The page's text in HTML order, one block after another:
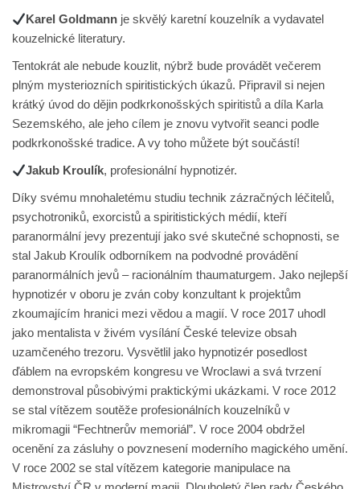
Karel Goldmann je skvělý karetní kouzelník a vydavatel
kouzelnické literatury.
Tentokrát ale nebude kouzlit, nýbrž bude provádět večerem
plným mysteriozních spiritistických úkazů. Připravil si nejen
krátký úvod do dějin podkrkonošských spiritistů a díla Karla
Sezemského, ale jeho cílem je znovu vytvořit seanci podle
podkrkonošské tradice. A vy toho můžete být součástí!
Jakub Kroulík, profesionální hypnotizér.
Díky svému mnohaletému studiu technik zázračných léčitelů,
psychotroniků, exorcistů a spiritistických médií, kteří
paranormální jevy prezentují jako své skutečné schopnosti, se
stal Jakub Kroulík odborníkem na podvodné provádění
paranormálních jevů – racionálním thaumaturgem. Jako nejlepší
hypnotizér v oboru je zván coby konzultant k projektům
zkoumajícím hranici mezi vědou a magií. V roce 2017 uhodl
jako mentalista v živém vysílání České televize obsah
uzamčeného trezoru. Vysvětlil jako hypnotizér posedlost
ďáblem na evropském kongresu ve Wroclawi a svá tvrzení
demonstroval působivými praktickými ukázkami. V roce 2012
se stal vítězem soutěže profesionálních kouzelníků v
mikromagii “Fechtnerův memoriál”. V roce 2004 obdržel
ocenění za zásluhy o povznesení moderního magického umění.
V roce 2002 se stal vítězem kategorie manipulace na